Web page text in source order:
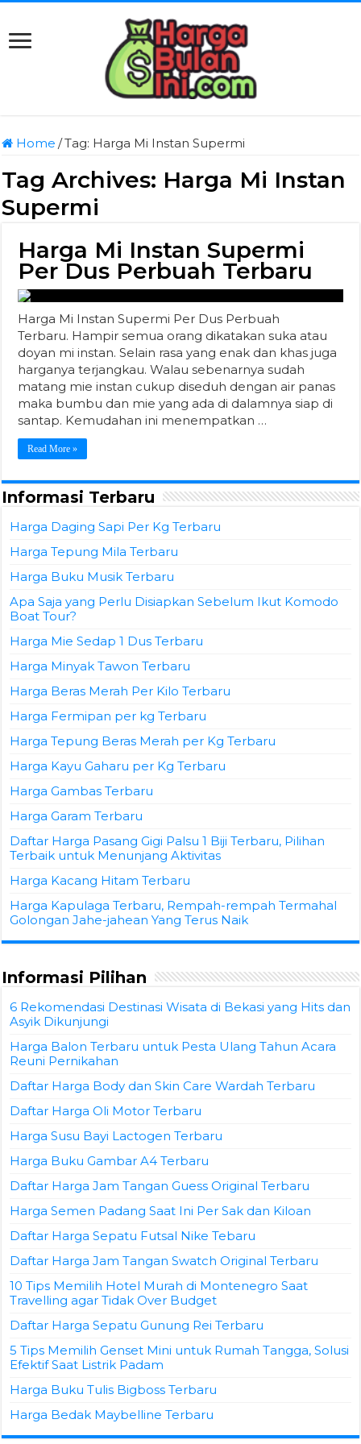
Home /Tag: Harga Mi Instan Supermi
Tag Archives: Harga Mi Instan
Supermi
Harga Mi Instan Supermi
Per Dus Perbuah Terbaru
Harga Mi Instan Supermi Per Dus Perbuah
Terbaru. Hampir semua orang dikatakan suka atau
doyan mi instan. Selain rasa yang enak dan khas juga
harganya terjangkau. Walau sebenarnya sudah
matang mie instan cukup diseduh dengan air panas
maka bumbu dan mie yang ada di dalamnya siap di
santap. Kemudahan ini menempatkan …
Read More »
Informasi Terbaru
Harga Daging Sapi Per Kg Terbaru
Harga Tepung Mila Terbaru
Harga Buku Musik Terbaru
Apa Saja yang Perlu Disiapkan Sebelum Ikut Komodo
Boat Tour?
Harga Mie Sedap 1 Dus Terbaru
Harga Minyak Tawon Terbaru
Harga Beras Merah Per Kilo Terbaru
Harga Fermipan per kg Terbaru
Harga Tepung Beras Merah per Kg Terbaru
Harga Kayu Gaharu per Kg Terbaru
Harga Gambas Terbaru
Harga Garam Terbaru
Daftar Harga Pasang Gigi Palsu 1 Biji Terbaru, Pilihan
Terbaik untuk Menunjang Aktivitas
Harga Kacang Hitam Terbaru
Harga Kapulaga Terbaru, Rempah-rempah Termahal
Golongan Jahe-jahean Yang Terus Naik
Informasi Pilihan
6 Rekomendasi Destinasi Wisata di Bekasi yang Hits dan
Asyik Dikunjungi
Harga Balon Terbaru untuk Pesta Ulang Tahun Acara
Reuni Pernikahan
Daftar Harga Body dan Skin Care Wardah Terbaru
Daftar Harga Oli Motor Terbaru
Harga Susu Bayi Lactogen Terbaru
Harga Buku Gambar A4 Terbaru
Daftar Harga Jam Tangan Guess Original Terbaru
Harga Semen Padang Saat Ini Per Sak dan Kiloan
Daftar Harga Sepatu Futsal Nike Tebaru
Daftar Harga Jam Tangan Swatch Original Terbaru
10 Tips Memilih Hotel Murah di Montenegro Saat
Travelling agar Tidak Over Budget
Daftar Harga Sepatu Gunung Rei Terbaru
5 Tips Memilih Genset Mini untuk Rumah Tangga, Solusi
Efektif Saat Listrik Padam
Harga Buku Tulis Bigboss Terbaru
Harga Bedak Maybelline Terbaru